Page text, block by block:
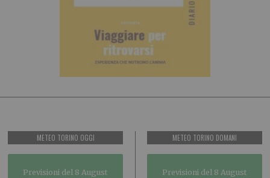
METEO TORINO OGGI
Previsioni del 8 August
METEO TORINO DOMANI
Previsioni del 8 August